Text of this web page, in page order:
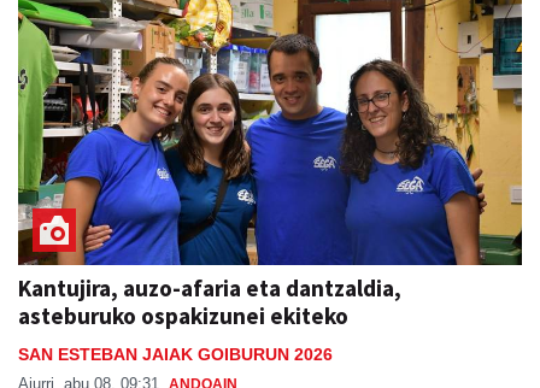
Kantujira, auzo-afaria eta dantzaldia,
asteburuko ospakizunei ekiteko
SAN ESTEBAN JAIAK GOIBURUN 2026
Aiurri abu 08, 09:31 ANDOAIN